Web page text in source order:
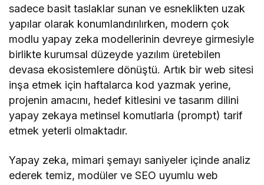
sadece basit taslaklar sunan ve esneklikten uzak
yapılar olarak konumlandırılırken, modern çok
modlu yapay zeka modellerinin devreye girmesiyle
birlikte kurumsal düzeyde yazılım üretebilen
devasa ekosistemlere dönüştü. Artık bir web sitesi
inşa etmek için haftalarca kod yazmak yerine,
projenin amacını, hedef kitlesini ve tasarım dilini
yapay zekaya metinsel komutlarla (prompt) tarif
etmek yeterli olmaktadır.
Yapay zeka, mimari şemayı saniyeler içinde analiz
ederek temiz, modüler ve SEO uyumlu web